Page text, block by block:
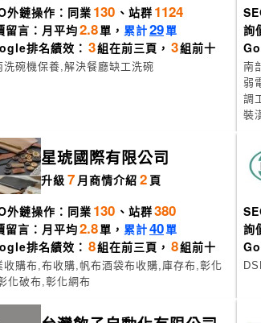
外鏈操作：同業 130 、站群 1124
留言：月平均2.8單， 累計29單
排名績效： 3組在前三頁， 3組前十
洗碗機保養,解決餐廳缺工洗碗
詢
南
弱
調
裝
星琥國際有限公司
升級 7 月商情介紹 2 頁
外鏈操作：同業 130 、站群380
留言：月平均2.8單， 累計40單
排名績效： 8組在前三頁， 8組前十
收購布,布收購,帆布酒袋布收購,庫存布,彰化
化破布,彰化網布
詢